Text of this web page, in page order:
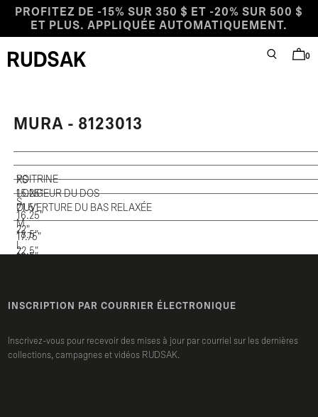
Aller au contenu
PROFITEZ DE -15% SUR 350 $ ET -20% SUR 500 $
ET PLUS. APPLIQUÉE AUTOMATIQUEMENT.
RECHERCHE
0
MURA - 8123013
XS
S
M
L
POITRINE
15.25"
16.25"
17.75"
LONGEUR DU DOS
21.5"
22"
22.5"
OUVERTURE DU BAS RELAXÉE
18.5"
19.5"
22.5"
INSCRIPTION PAR COURRIER ÉLECTRONIQUE
Inscrivez-vous pour recevoir des mises à jour par courriel sur les dernières
collections, campagnes et vidéos RUDSAK.